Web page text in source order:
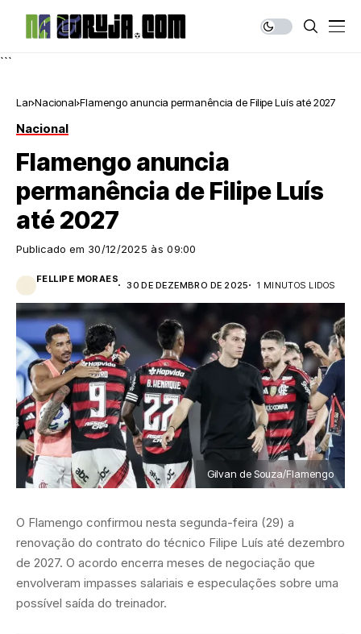
```
Lar Nacional Flamengo anuncia permanência de Filipe Luís até 2027
Nacional
Flamengo anuncia
permanência de Filipe Luís
até 2027
Publicado em 30/12/2025 às 09:00
FELLIPE MORAES
30 DE DEZEMBRO DE 2025 1 MINUTOS LIDOS
Gilvan de Souza/Flamengo
O Flamengo confirmou nesta segunda-feira (29) a
renovação do contrato do técnico Filipe Luís até dezembro
de 2027. O acordo encerra meses de negociação que
envolveram impasses salariais e especulações sobre uma
possível saída do treinador.